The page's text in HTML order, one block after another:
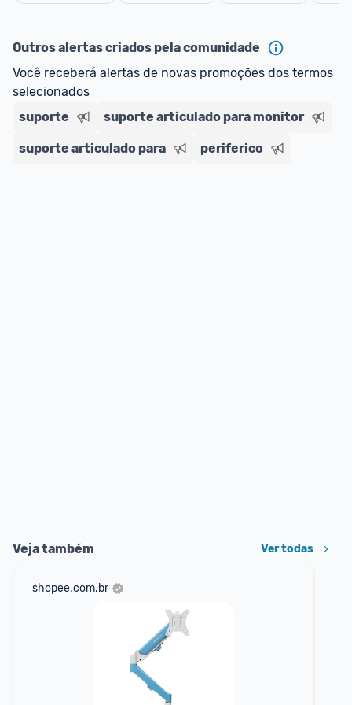
E lembre-se: você sempre pode contar ajuda da
comunidade para tirar dúvidas ou acionar os
nossos Admins marcando
comentário ou através do Fale com o Promobit.
Outros alertas criados pela comunidade
Você receberá alertas de novas promoções dos termos
selecionados
suporte
suporte articulado para monitor
suporte articulado para periferico
Veja também Ver todas
shopee.com.br